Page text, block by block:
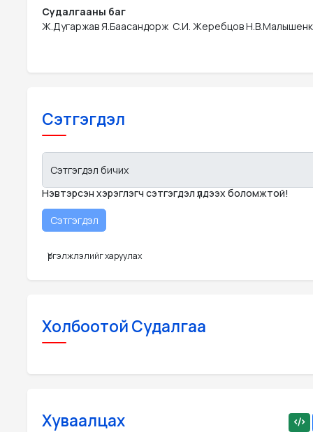
Судалгааны баг
Ж.Дугаржав Я.Баасандорж  С.И. Жеребцов
Сэтгэгдэл
Сэтгэгдэл бичих
Нэвтэрсэн хэрэглэгч сэтгэгдэл үлдээх боломжтой!
Үргэлжлэлийг харуулах
Холбоотой Судалгаа
Хуваалцах